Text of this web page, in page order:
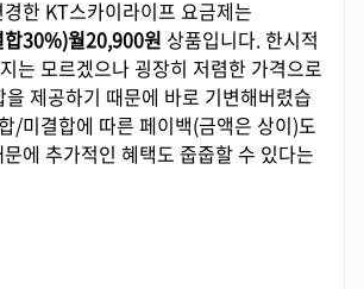
한 KT스카이라이프 요금제는
30%)월20,900원 상품입니다. 한시적
는 모르겠으나 굉장히 저렴한 가격으로
제공하기 때문에 바로 기변해버렸습
/미결합에 따른 페이백(금액은 상이)도
에 추가적인 혜택도 줍줍할 수 있다는